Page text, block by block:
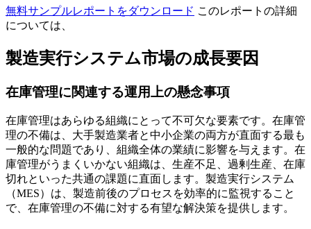
無料サンプルレポートをダウンロード このレポートの詳細
については、
製造実行システム市場の成長要因
在庫管理に関連する運用上の懸念事項
在庫管理はあらゆる組織にとって不可欠な要素です。在庫管
理の不備は、大手製造業者と中小企業の両方が直面する最も
一般的な問題であり、組織全体の業績に影響を与えます。在
庫管理がうまくいかない組織は、生産不足、過剰生産、在庫
切れといった共通の課題に直面します。製造実行システム
（MES）は、製造前後のプロセスを効率的に監視すること
で、在庫管理の不備に対する有望な解決策を提供します。